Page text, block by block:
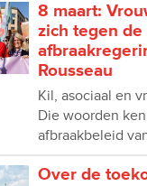
8 maart:
zich tegen de
Rousseau
Kil, asociaal en
Die woorden
afbraakbeleid
Over de